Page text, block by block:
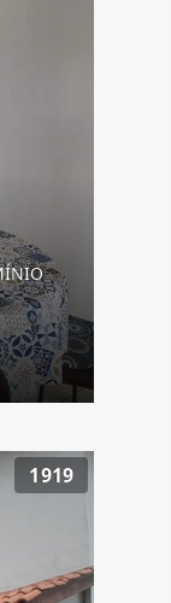
1919